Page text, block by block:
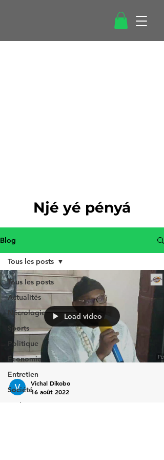
Njé yé pényá
Blog
Tous les posts
Actualités
Nécrologie
Sports
Politique
Économie
Entretien
Société
Podcast
Tous les posts
Load video
Vichal Dikobo
16 août 2022